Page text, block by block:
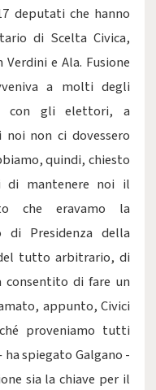
deputati che hanno
di Scelta Civica,
e Ala. Fusione
a molti degli
con gli elettori, a
non ci dovessero
quindi, chiesto
di mantenere noi il
che eravamo la
di Presidenza della
tutto arbitrario, di
consentito di fare un
appunto, Civici
proveniamo tutti
spiegato Galgano -
sia la chiave per il